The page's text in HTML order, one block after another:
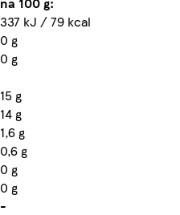
337 kJ / 79 kcal
0 g
0 g
15 g
14 g
1,6 g
0,6 g
0 g
0 g
-